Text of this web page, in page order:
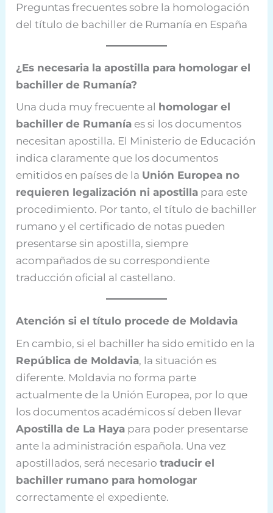
Preguntas frecuentes sobre la homologación
del título de bachiller de Rumanía en España
¿Es necesaria la apostilla para homologar el
bachiller de Rumanía?
Una duda muy frecuente al homologar el
bachiller de Rumanía es si los documentos
necesitan apostilla. El Ministerio de Educación
indica claramente que los documentos
emitidos en países de la Unión Europea no
requieren legalización ni apostilla para este
procedimiento. Por tanto, el título de bachiller
rumano y el certificado de notas pueden
presentarse sin apostilla, siempre
acompañados de su correspondiente
traducción oficial al castellano.
Atención si el título procede de Moldavia
En cambio, si el bachiller ha sido emitido en la
República de Moldavia, la situación es
diferente. Moldavia no forma parte
actualmente de la Unión Europea, por lo que
los documentos académicos sí deben llevar
Apostilla de La Haya para poder presentarse
ante la administración española. Una vez
apostillados, será necesariotraducir el
bachiller rumano para homologar
correctamente el expediente.